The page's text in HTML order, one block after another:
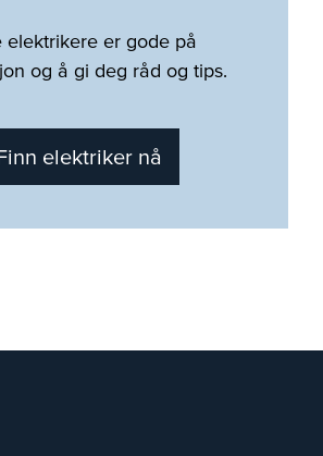
elektrikere er gode på
og å gi deg råd og tips.
elektriker nå